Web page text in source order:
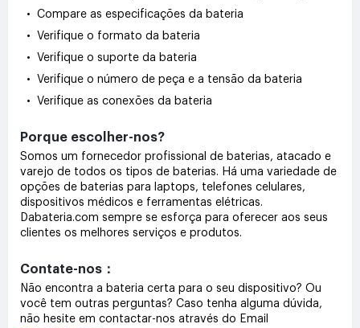
• Compare as especificações da bateria
• Verifique o formato da bateria
• Verifique o suporte da bateria
• Verifique o número de peça e a tensão da bateria
• Verifique as conexões da bateria
Porque escolher-nos?
Somos um fornecedor profissional de baterias, atacado e
varejo de todos os tipos de baterias. Há uma variedade de
opções de baterias para laptops, telefones celulares,
dispositivos médicos e ferramentas elétricas.
Dabateria.com sempre se esforça para oferecer aos seus
clientes os melhores serviços e produtos.
Contate-nos：
Não encontra a bateria certa para o seu dispositivo? Ou
você tem outras perguntas? Caso tenha alguma dúvida,
não hesite em contactar-nos através do Email